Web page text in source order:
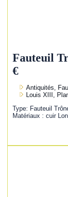
Fauteuil
€
Antiquités,
Louis XIII,
Type: Fauteuil
Matériaux : cuir